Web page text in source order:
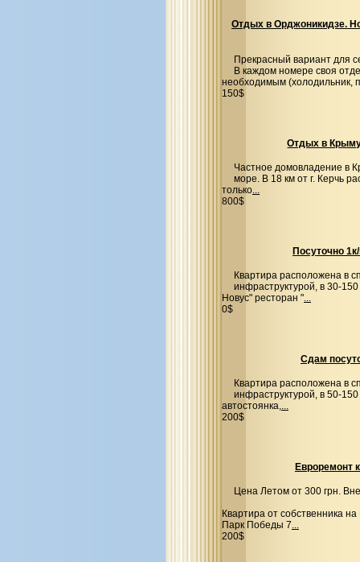
Отдых в Орджоникидзе.
Прекрасный вариант для
В каждом номере своя
необходимым (холодильник,
150$
Отдых в
Частное домовладение в
море. В 18 км от г. Керчь
только...
800$
Посуточно
Квартира расположена в
инфраструктурой, в 30-
Новус" ресторан "...
0$
Сдам
Квартира расположена в
инфраструктурой, в 50-
автостоянка,...
200$
Евроремонт
Цена Летом от 300 грн.
Квартира от собственника
Парк Победы 7...
200$